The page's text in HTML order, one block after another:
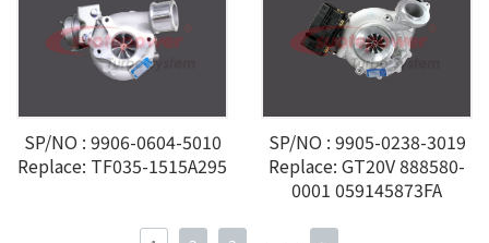
SP/NO : 9906-0604-5010
Replace: TF035-1515A295
SP/NO : 9905-0238-3019
Replace: GT20V 888580-
0001 059145873FA